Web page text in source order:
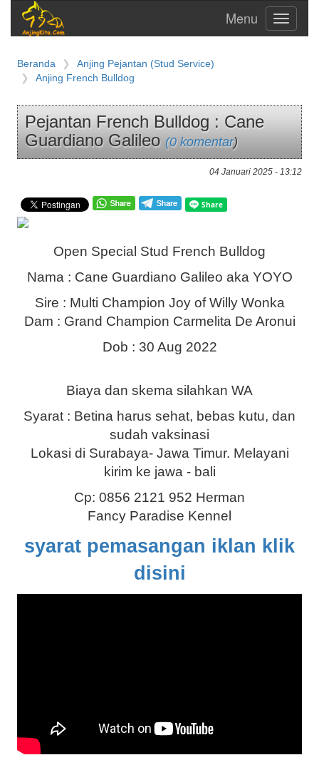
Toggle
Beranda
Anjing Pejantan (Stud Service)
Anjing French Bulldog
Pejantan French Bulldog : Cane
Guardiano Galileo (0 komentar)
04 Januari 2025 - 13:12
Open Special Stud French Bulldog
Nama : Cane Guardiano Galileo aka YOYO
Sire : Multi Champion Joy of Willy Wonka
Dam : Grand Champion Carmelita De Aronui
Dob : 30 Aug 2022
Biaya dan skema silahkan WA
Syarat : Betina harus sehat, bebas kutu, dan
sudah vaksinasi
Lokasi di Surabaya- Jawa Timur. Melayani
kirim ke jawa - bali
Cp: 0856 2121 952 Herman
Fancy Paradise Kennel
syarat pemasangan iklan klik
disini